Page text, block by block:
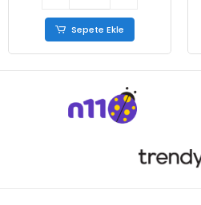
Sepete Ekle